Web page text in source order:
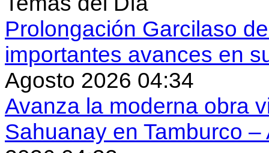
Prolongación Garcilaso
importantes avances en
Agosto 2026 04:34
Avanza la moderna obra
Sahuanay en Tamburco